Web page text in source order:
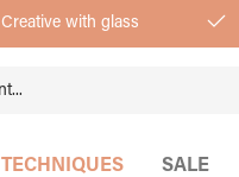
Creative with glass
TECHNIQUES SALE